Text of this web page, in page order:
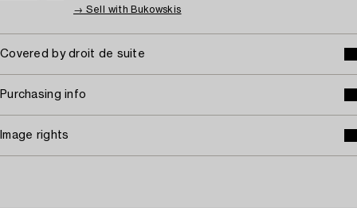
→ Sell with Bukowskis
Covered by droit de suite
Purchasing info
Image rights